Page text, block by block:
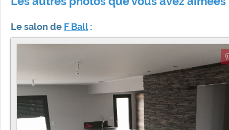
Le salon de F Ball: